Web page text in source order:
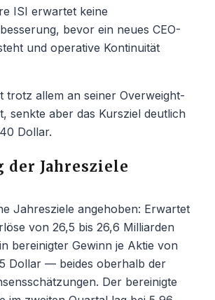
ISI erwartet keine
bevor ein neues CEO-
und operative Kontinuität
trotz allem an seiner Overweight-
senkte aber das Kursziel deutlich
Dollar.
der Jahresziele
Jahresziele angehoben: Erwartet
von 26,5 bis 26,6 Milliarden
bereinigter Gewinn je Aktie von
Dollar — beides oberhalb der
Der bereinigte